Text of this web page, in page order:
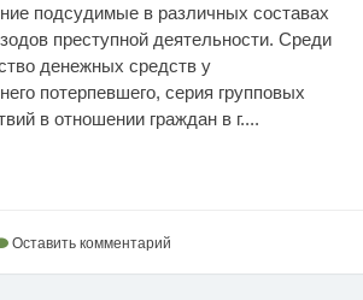
подсудимые в различных составах
преступной деятельности. Среди
денежных средств у
потерпевшего, серия групповых
в отношении граждан в г....
Оставить комментарий